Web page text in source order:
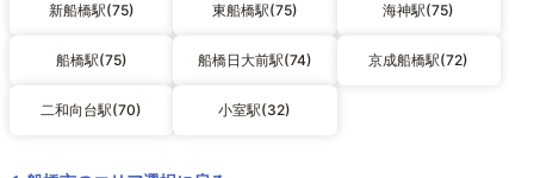
新船橋駅(75) 東船橋駅(75) 海神駅(75)
船橋駅(75) 船橋日大前駅(74) 京成船橋駅(72)
二和向台駅(70) 小室駅(32)